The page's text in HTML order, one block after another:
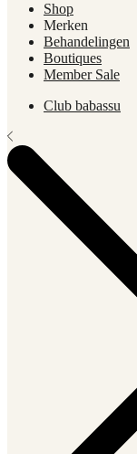
Shop
Merken
Behandelingen
Boutiques
Member Sale
Club babassu